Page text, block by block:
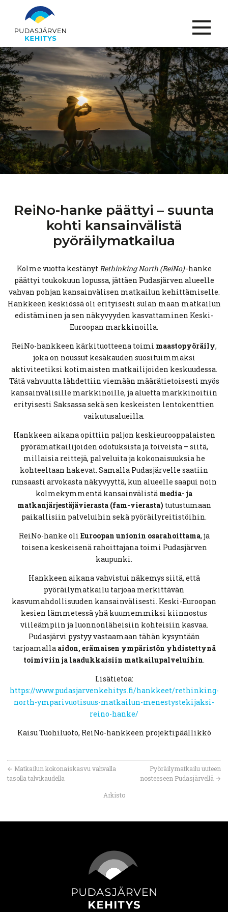
Menu
ReiNo-hankepäättyi – suunta
kohti kansainvälistä
pyöräilymatkailua
Kolme vuotta kestänytRethinking North (ReiNo)-hanke
päättyi toukokuun lopussa, jättäen Pudasjärven alueelle
vahvan pohjan kansainvälisen matkailun kehittämiselle.
Hankkeen keskiössä oli erityisesti sulan maan matkailun
edistäminen ja sen näkyvyyden kasvattaminen Keski-
Euroopan markkinoilla.
ReiNo-hankkeen kärkituotteena toimi maastopyöräily,
joka on noussut kesäkauden suosituimmaksi
aktiviteetiksi kotimaisten matkailijoiden keskuudessa.
Tätä vahvuutta lähdettiin viemään määrätietoisesti myös
kansainvälisille markkinoille, ja aluetta markkinoitiin
erityisesti Saksassa sekä sen keskeisten lentokenttien
vaikutusalueilla.
Hankkeen aikana opittiin paljon keskieurooppalaisten
pyörämatkailijoiden odotuksista ja toiveista – siitä,
millaisia reittejä, palveluita ja kokonaisuuksia he
kohteeltaan hakevat. Samalla Pudasjärvelle saatiin
runsaasti arvokasta näkyvyyttä, kun alueelle saapui noin
kolmekymmentä kansainvälistä media- ja
matkanjärjestäjävierasta (fam-vierasta) tutustumaan
paikallisiin palveluihin sekä pyöräilyreitistöihin.
ReiNo-hanke oli Euroopan unionin osarahoittama, ja
toisena keskeisenä rahoittajana toimi Pudasjärven
kaupunki.
Hankkeen aikana vahvistui näkemys siitä, että
pyöräilymatkailu tarjoaa merkittävän
kasvumahdollisuuden kansainvälisesti. Keski-Euroopan
kesien lämmetessä yhä kuumemmiksi kiinnostus
viileämpiin ja luonnonläheisiin kohteisiin kasvaa.
Pudasjärvi pystyy vastaamaan tähän kysyntään
tarjoamalla aidon, erämaisen ympäristön yhdistettynä
toimiviin ja laadukkaisiin matkailupalveluihin.
Lisätietoa:
https://www.pudasjarvenkehitys.fi/hankkeet/rethinking-
north-ymparivuotisuus-matkailun-menestystekijaksi-
reino-hanke/
Kaisu Tuohiluoto, ReiNo-hankkeen projektipäällikkö
← Matkailun kokonaiskasvu vahvalla
tasolla talvikaudella
Pyöräilymatkailu uuteen
nosteeseen Pudasjärvellä →
Arkisto